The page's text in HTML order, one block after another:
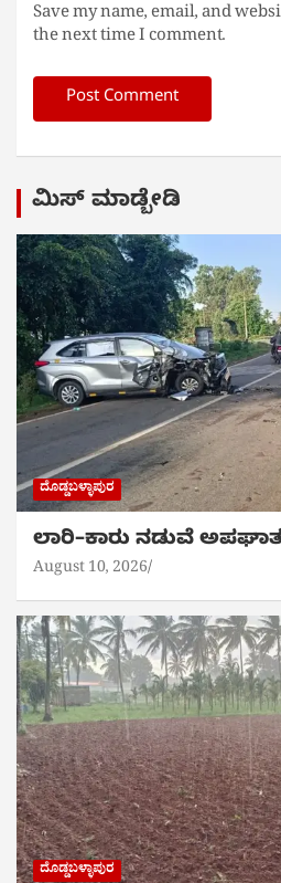
Save my name, email, and
the next time I comment.
ಮಿಸ್ ಮಾಡ್ಬೇಡಿ
ದೊಡ್ಡಬಳ್ಳಾಪುರ
ಲಾರಿ–ಕಾರು ನಡುವೆ
August 10, 2026
ದೊಡ್ಡಬಳ್ಳಾಪುರ